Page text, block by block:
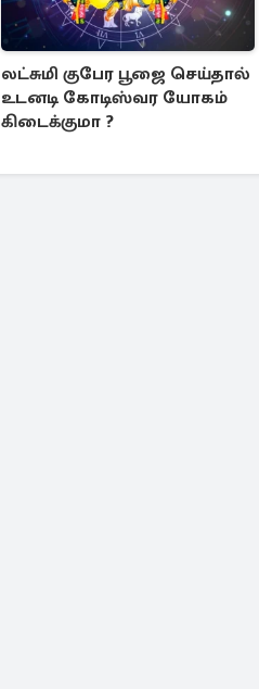
லட்சுமி குபேர பூஜை செய்தால்
உடனடி கோடிஸ்வர யோகம்
கிடைக்குமா ?